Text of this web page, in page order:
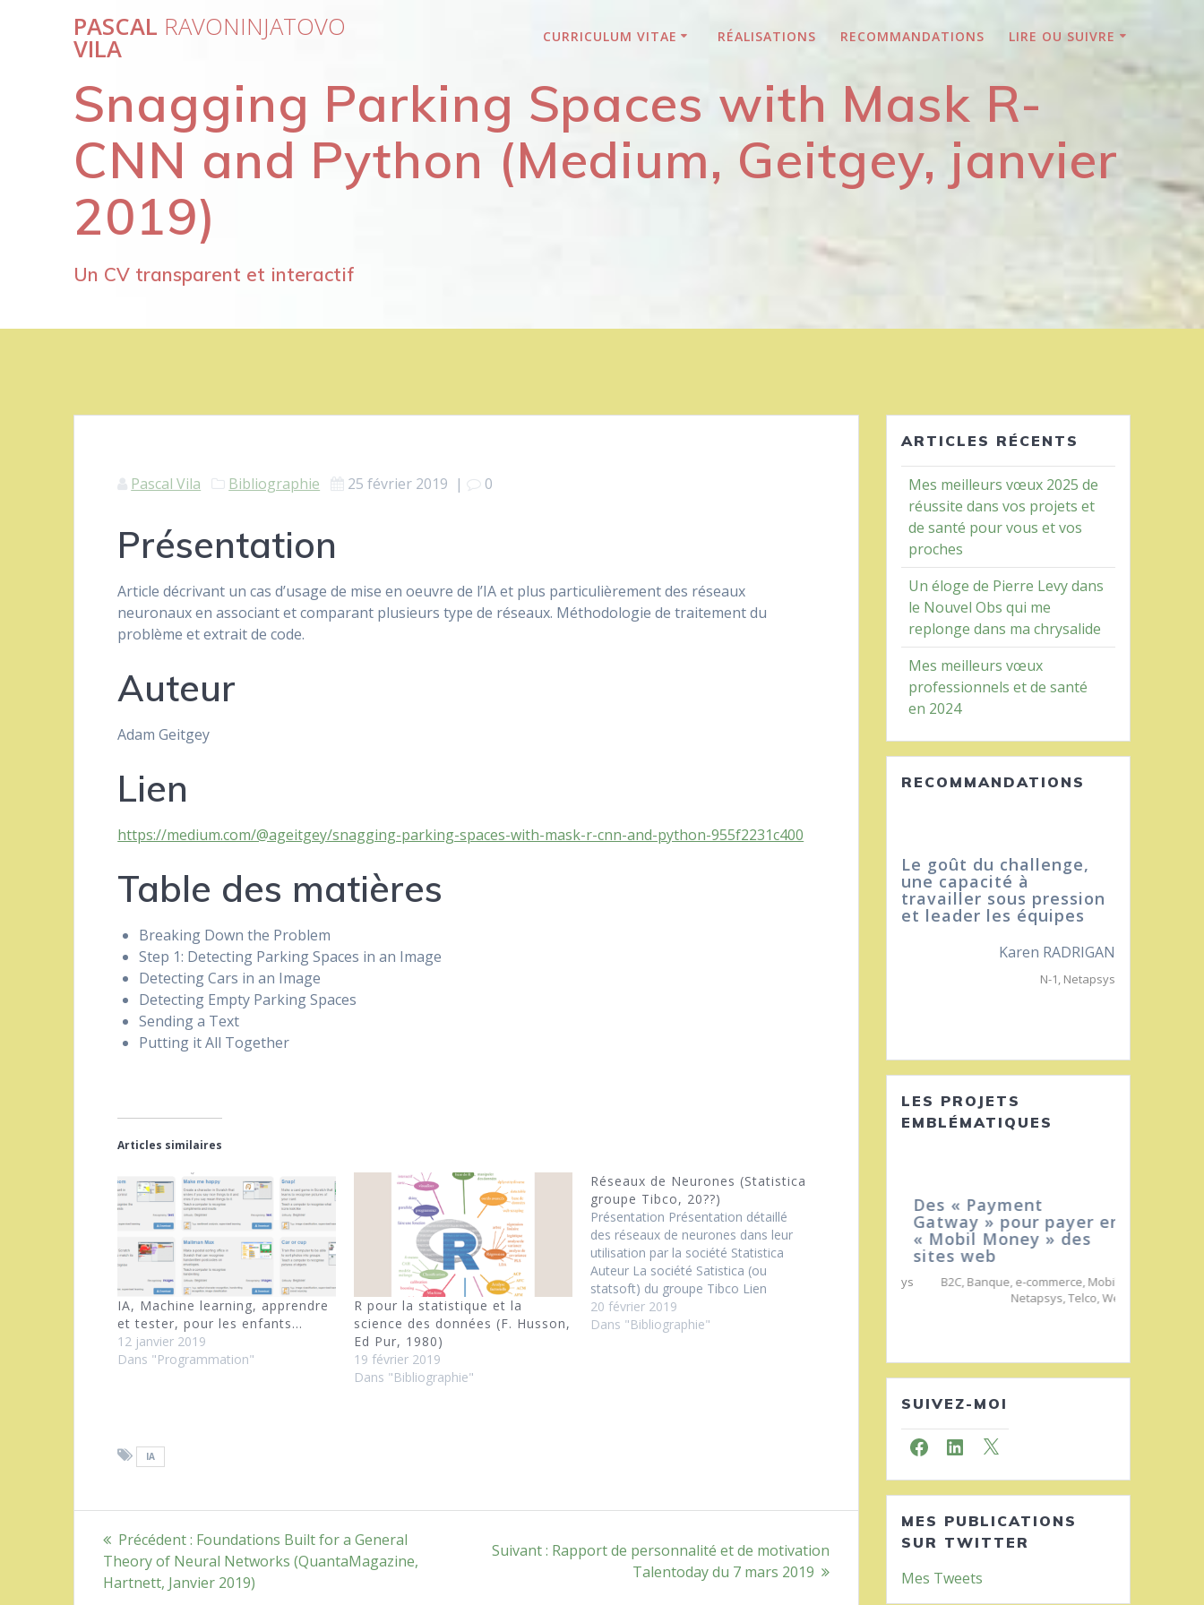
PASCAL RAVONINJATOVO
VILA CURRICULUM VITAE RÉALISATIONS RECOMMANDATIONS LIRE OU SUIVRE
Snagging Parking Spaces with Mask R-
CNN and Python (Medium, Geitgey, janvier
2019)
Un CV transparent et interactif
Pascal Vila Bibliographie 25 février 2019 | 0
Présentation
Article décrivant un cas d’usage de mise en oeuvre de l’IA et plus particulièrement des réseaux
neuronaux en associant et comparant plusieurs type de réseaux. Méthodologie de traitement du
problème et extrait de code.
Auteur
Adam Geitgey
Lien
https://medium.com/@ageitgey/snagging-parking-spaces-with-mask-r-cnn-and-python-955f2231c400
Table des matières
Breaking Down the Problem
Step 1: Detecting Parking Spaces in an Image
Detecting Cars in an Image
Detecting Empty Parking Spaces
Sending a Text
Putting it All Together
Articles similaires
IA, Machine learning, apprendre
et tester, pour les enfants…
12 janvier 2019
Dans "Programmation"
R pour la statistique et la
science des données (F. Husson,
Ed Pur, 1980)
19 février 2019
Dans "Bibliographie"
Réseaux de Neurones (Statistica
groupe Tibco, 20??)
Présentation Présentation détaillé
des réseaux de neurones dans leur
utilisation par la société Statistica
Auteur La société Satistica (ou
statsoft) du groupe Tibco Lien
http://www.statsoft.fr/concepts-
statistiques/reseaux-de-neurones-
20 février 2019
Dans "Bibliographie"
IA
Navigation
de
Précédent : Article
précédent
:
Foundations Built for a General
Theory of Neural Networks (QuantaMagazine,
Hartnett, Janvier 2019)
Suivant : Article
Rapport de personnalité et de motivation
Talentoday du 7 mars 2019
ARTICLES RÉCENTS
Mes meilleurs vœux 2025 de
réussite dans vos projets et
de santé pour vous et vos
proches
Un éloge de Pierre Levy dans
le Nouvel Obs qui me
replonge dans ma chrysalide
Mes meilleurs vœux
professionnels et de santé
en 2024
RECOMMANDATIONS
Le goût du challenge,
une capacité à
travailler sous pression
et leader les équipes
Karen RADRIGAN
N-1, Netapsys
LES PROJETS
EMBLÉMATIQUES
Des « Payment
Gatway » pour payer en
« Mobil Money » des
sites web
B2C,Banque,e-commerce,Mobile,
Netapsys,Telco,Web
FacebookLinkedIn
X
MES PUBLICATIONS